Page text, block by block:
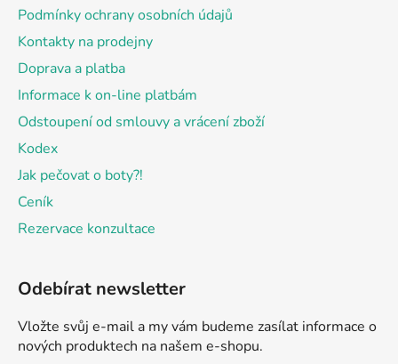
Podmínky ochrany osobních údajů
Kontakty na prodejny
Doprava a platba
Informace k on-line platbám
Odstoupení od smlouvy a vrácení zboží
Kodex
Jak pečovat o boty?!
Ceník
Rezervace konzultace
Odebírat newsletter
Vložte svůj e-mail a my vám budeme zasílat informace o
nových produktech na našem e-shopu.